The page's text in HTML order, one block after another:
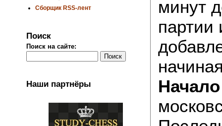
Сборщик RSS-лент
Поиск
Поиск на сайте:
Наши партнёры
минут
партии